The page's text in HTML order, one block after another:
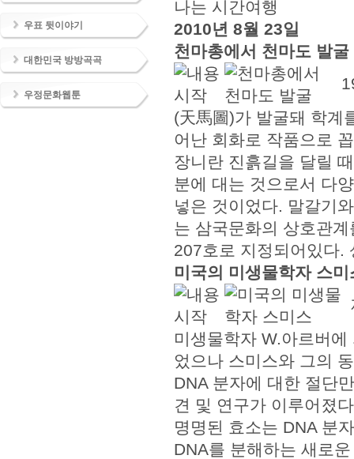
우표 뒷이야기
대한민국 방방곡곡
우정문화웹툰
2010년 8월 23일
천마총에서 천마도 발굴
(天馬圖)가 발굴돼 학계
어난 회화로 작품으로
장니란 진흙길을 달릴
분에 대는 것으로서 다
넣은 것이었다. 말갈기
는 삼국문화의 상호관
207호로 지정되어있다.
미국의 미생물학자 스미
미생물학자 W.아르버
었으나 스미스와 그의
DNA 분자에 대한 절단
견 및 연구가 이루어졌
명명된 효소는 DNA 분
DNA를 분해하는 새로